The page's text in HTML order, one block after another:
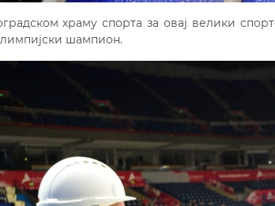
храму спорта за овај велики
шампион.